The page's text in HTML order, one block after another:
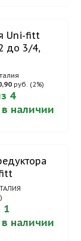
Uni-fitt
до 3/4,
руб. (2%)
4
наличии
1
наличии